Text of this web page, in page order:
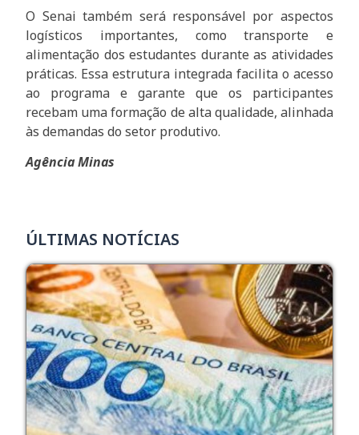
O Senai também será responsável por aspectos
logísticos importantes, como transporte e
alimentação dos estudantes durante as atividades
práticas. Essa estrutura integrada facilita o acesso
ao programa e garante que os participantes
recebam uma formação de alta qualidade, alinhada
às demandas do setor produtivo.
Agência Minas
ÚLTIMAS NOTÍCIAS